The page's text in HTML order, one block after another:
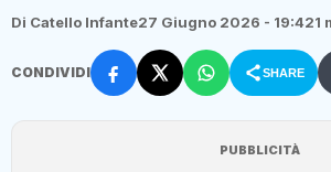
Di Catello Infante27 Giugno 2026 - 19:421
CONDIVIDI SHARE
PUBBLICITÀ